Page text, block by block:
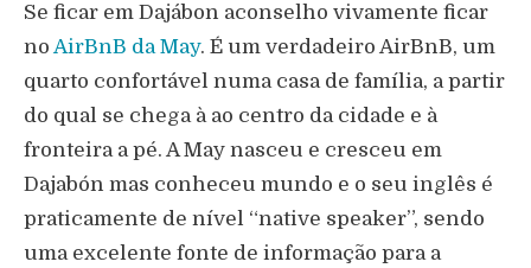
Se ficar em Dajábon aconselho vivamente ficar
no AirBnB da May. É um verdadeiro AirBnB, um
quarto confortável numa casa de família, a partir
do qual se chega à ao centro da cidade e à
fronteira a pé. A May nasceu e cresceu em
Dajabón mas conheceu mundo e o seu inglês é
praticamente de nível “native speaker”, sendo
uma excelente fonte de informação para a